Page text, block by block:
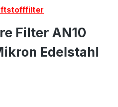
Filter AN10
Edelstahl